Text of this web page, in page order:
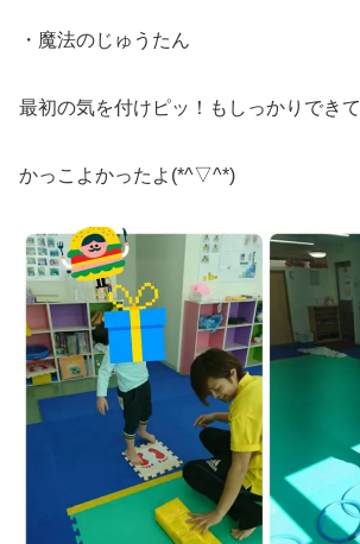
・魔法のじゅうたん
最初の気を付けピッ！もしっかりできて
かっこよかったよ(*^▽^*)